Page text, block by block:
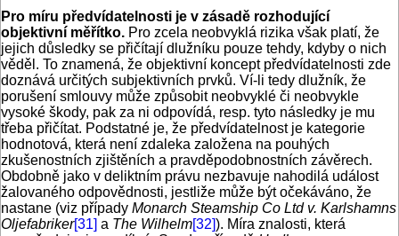
Pro míru předvídatelnosti je v zásadě rozhodující
objektivní měřítko. Pro zcela neobvyklá rizika však platí, že
jejich důsledky se přičítají dlužníku pouze tehdy, kdyby o nich
věděl. To znamená, že objektivní koncept předvídatelnosti zde
doznává určitých subjektivních prvků. Ví-li tedy dlužník, že
porušení smlouvy může způsobit neobvyklé či neobvykle
vysoké škody, pak za ni odpovídá, resp. tyto následky je mu
třeba přičítat. Podstatné je, že předvídatelnost je kategorie
hodnotová, která není zdaleka založena na pouhých
zkušenostních zjištěních a pravděpodobnostních závěrech.
Obdobně jako v deliktním právu nezbavuje nahodilá událost
žalovaného odpovědnosti, jestliže může být očekáváno, že
nastane (viz případy Monarch Steamship Co Ltd v. Karlshamns
Oljefabriker[31] a The Wilhelm[32]). Míra znalosti, která